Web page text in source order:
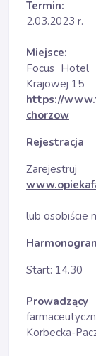
Termin:
2.03.2023 r.
Miejsce:
Focus Hotel
Krajowej 15
https://
chorzow
Rejestracja
lub osobiście
Start: 14.30
Korbecka-